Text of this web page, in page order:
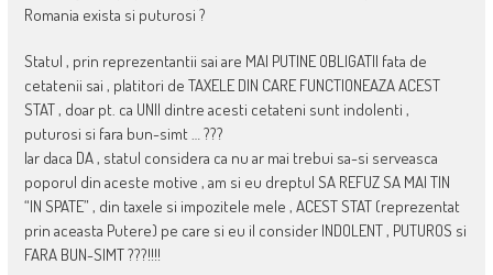
Romania exista si puturosi ?
Statul , prin reprezentantii sai are MAI PUTINE OBLIGATII fata de
cetatenii sai , platitori de TAXELE DIN CARE FUNCTIONEAZA ACEST
STAT , doar pt. ca UNII dintre acesti cetateni sunt indolenti ,
puturosi si fara bun-simt … ???
Iar daca DA , statul considera ca nu ar mai trebui sa-si serveasca
poporul din aceste motive , am si eu dreptul SA REFUZ SA MAI TIN
“IN SPATE” , din taxele si impozitele mele , ACEST STAT (reprezentat
prin aceasta Putere) pe care si eu il consider INDOLENT , PUTUROS si
FARA BUN-SIMT ???!!!!